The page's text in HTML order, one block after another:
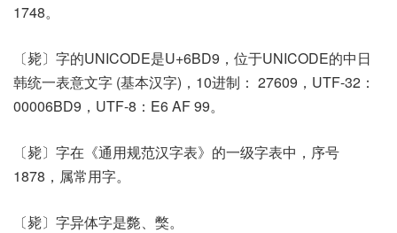
1748。
〔毙〕字的UNICODE是U+6BD9，位于UNICODE的中日
韩统一表意文字 (基本汉字)，10进制： 27609，UTF-32：
00006BD9，UTF-8：E6 AF 99。
〔毙〕字在《通用规范汉字表》的一级字表中，序号
1878，属常用字。
〔毙〕字异体字是斃、獘。